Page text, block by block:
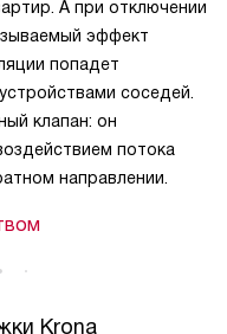
А при отключении
эффект
попадет
соседей.
клапан: он
потока
направлении.
Krona